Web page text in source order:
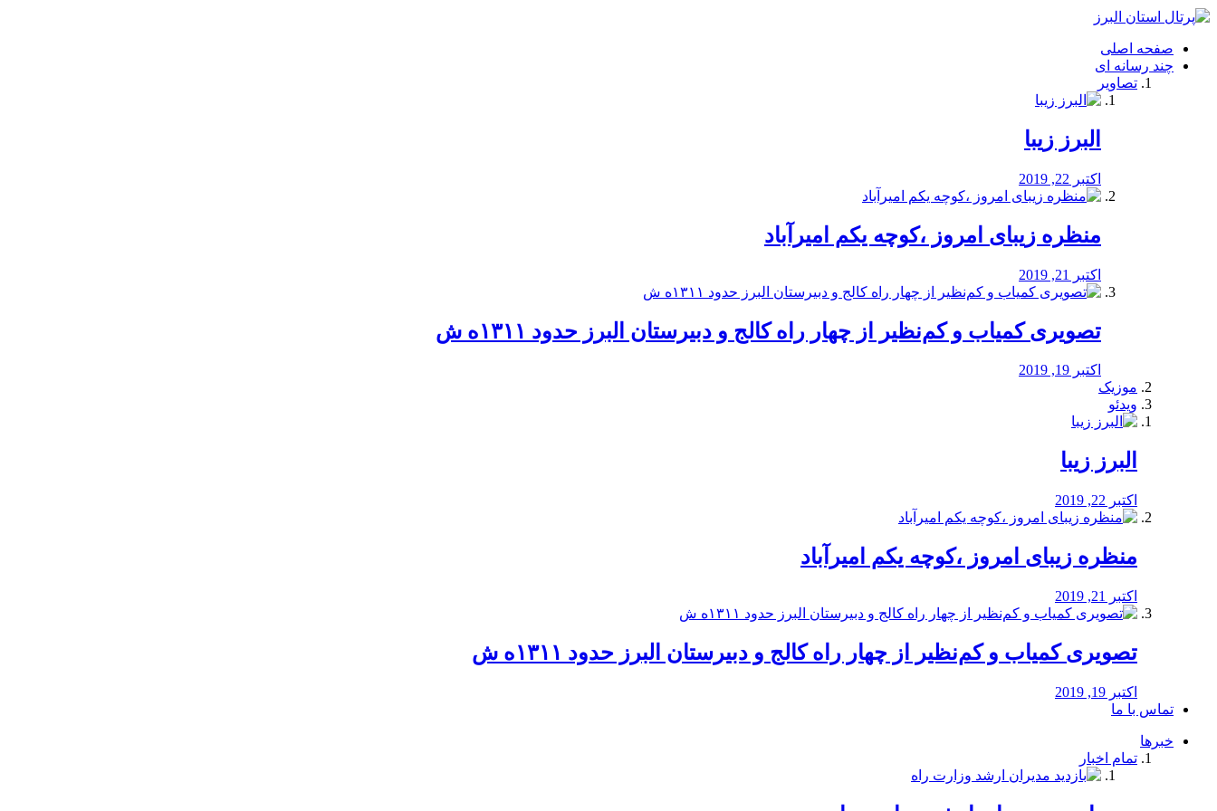
فصد
شرق
تهران
خشکشویی
صفحه اصلی
چند رسانه ای
تصاویر
البرز زیبا
اکتبر 22, 2019
منظره‌‌ زیبای امروز ،کوچه یکم امیرآباد
اکتبر 21, 2019
️تصویری کمیاب و کم‌نظیر از چهار راه كالج و دبيرستان البرز حدود ۱۳۱۱ه ش
اکتبر 19, 2019
موزیک
ویدئو
البرز زیبا
اکتبر 22, 2019
منظره‌‌ زیبای امروز ،کوچه یکم امیرآباد
اکتبر 21, 2019
️تصویری کمیاب و کم‌نظیر از چهار راه كالج و دبيرستان البرز حدود ۱۳۱۱ه ش
اکتبر 19, 2019
تماس با ما
خبرها
تمام اخبار